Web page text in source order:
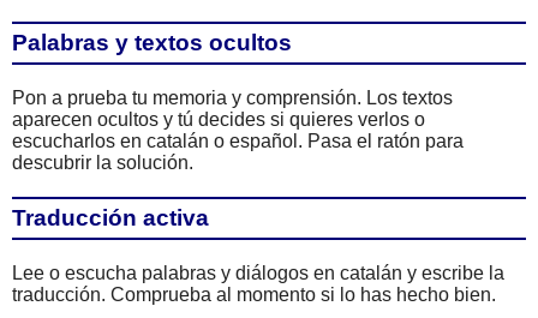
Palabras y textos ocultos
Pon a prueba tu memoria y comprensión. Los textos
aparecen ocultos y tú decides si quieres verlos o
escucharlos en catalán o español. Pasa el ratón para
descubrir la solución.
Traducción activa
Lee o escucha palabras y diálogos en catalán y escribe la
traducción. Comprueba al momento si lo has hecho bien.